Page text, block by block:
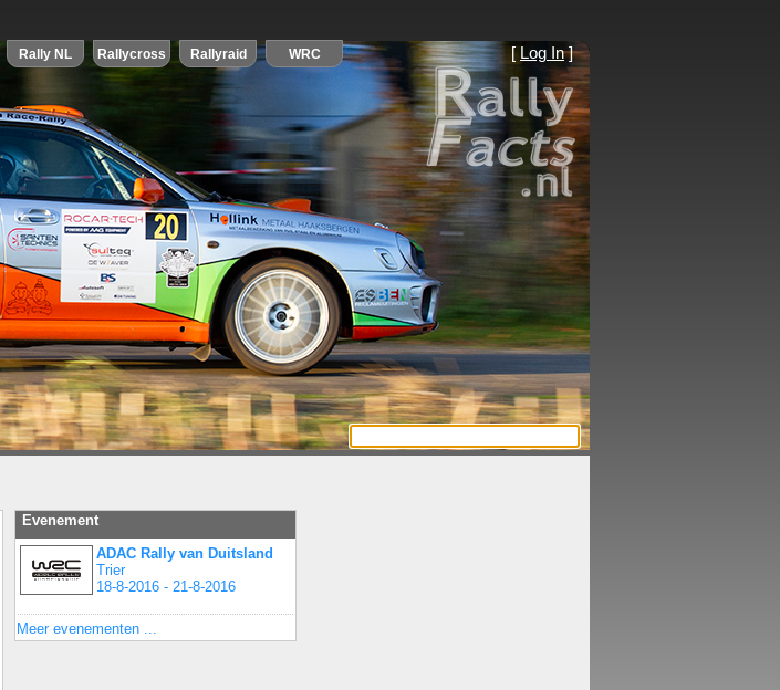
[ Log In]
Evenement
ADAC Rally van Duitsland
Trier
18-8-2016 - 21-8-2016
Meer evenementen ...